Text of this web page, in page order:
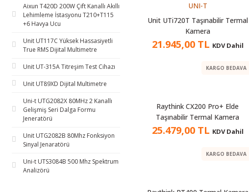
Aixun T420D 200W Çift Kanallı Akıllı
Lehimleme İstasyonu T210+T115
+6 Havya Ucu
Unit UT117C Yüksek Hassasiyetli
True RMS Dijital Multimetre
Unit UT-315A Titreşim Test Cihazı
Unit UT89XD Dijital Multimetre
Uni-t UTG2082X 80MHz 2 Kanallı
Gelişmiş Seri Dalga Formu
Jeneratörü
Unit UTG2082B 80Mhz Fonksiyon
Sinyal Jenaratörü
Uni-t UTS3084B 500 Mhz Spektrum
Analizörü
UNI-T
Unit UTi720T Taşınabilir Termal
Kamera
21.945,00 TL KDV Dahil
KARGO BEDAVA
Raythink CX200 Pro+ Elde
Taşınabilir Termal Kamera
25.479,00 TL KDV Dahil
KARGO BEDAVA